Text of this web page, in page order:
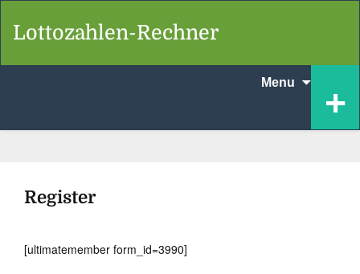
Lottozahlen-Rechner
+
Menu
content
Register
[ultimatemember form_id=3990]